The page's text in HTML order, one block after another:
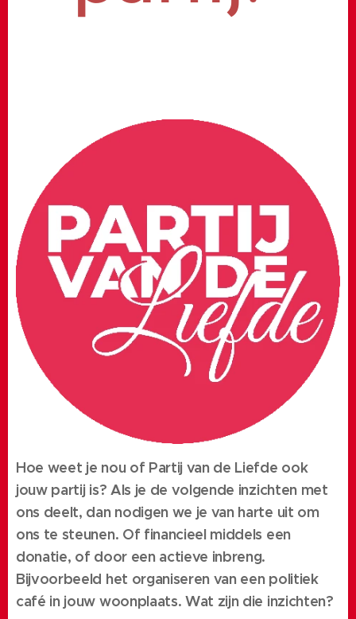
Hoe weet je nou of Partij van de Liefde ook
jouw partij is? Als je de volgende inzichten met
ons deelt, dan nodigen we je van harte uit om
ons te steunen. Of financieel middels een
donatie, of door een actieve inbreng.
Bijvoorbeeld het organiseren van een politiek
café in jouw woonplaats. Wat zijn die inzichten?